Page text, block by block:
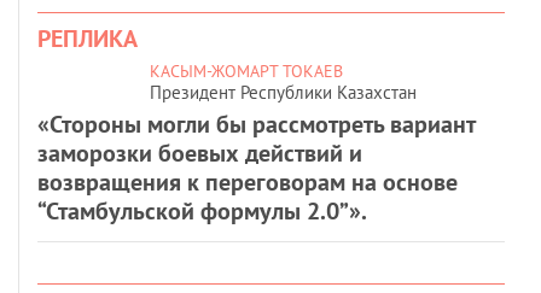
РЕПЛИКА
КАСЫМ-ЖОМАРТ ТОКАЕВ
Президент Республики Казахстан
«Стороны могли бы рассмотреть вариант
заморозки боевых действий и
возвращения к переговорам на основе
“Стамбульской формулы 2.0”».